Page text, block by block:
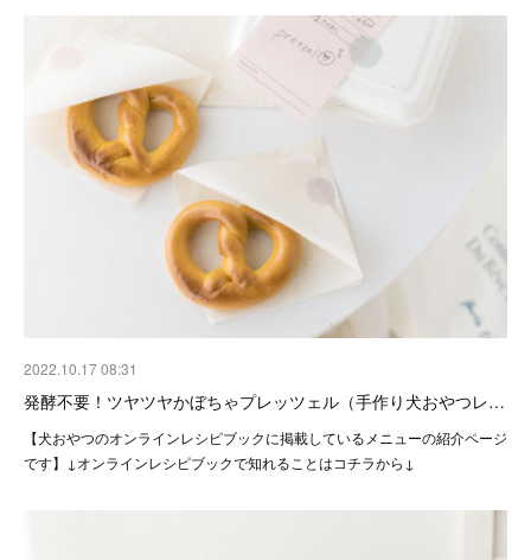
2022.10.17 08:31
発酵不要！ツヤツヤかぼちゃプレッツェル（手作り犬おやつレ…
【犬おやつのオンラインレシピブックに掲載しているメニューの紹介ページ
です】↓オンラインレシピブックで知れることはコチラから↓